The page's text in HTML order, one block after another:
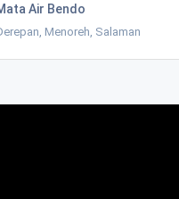
Air Bendo
Menoreh, Salaman